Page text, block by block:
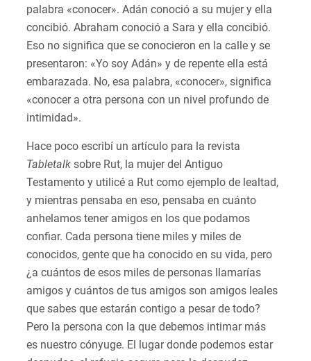
palabra «conocer». Adán conoció a su mujer y ella
concibió. Abraham conoció a Sara y ella concibió.
Eso no significa que se conocieron en la calle y se
presentaron: «Yo soy Adán» y de repente ella está
embarazada. No, esa palabra, «conocer», significa
«conocer a otra persona con un nivel profundo de
intimidad».
Hace poco escribí un artículo para la revista
Tabletalk sobre Rut, la mujer del Antiguo
Testamento y utilicé a Rut como ejemplo de lealtad,
y mientras pensaba en eso, pensaba en cuánto
anhelamos tener amigos en los que podamos
confiar. Cada persona tiene miles y miles de
conocidos, gente que ha conocido en su vida, pero
¿a cuántos de esos miles de personas llamarías
amigos y cuántos de tus amigos son amigos leales
que sabes que estarán contigo a pesar de todo?
Pero la persona con la que debemos intimar más
es nuestro cónyuge. El lugar donde podemos estar